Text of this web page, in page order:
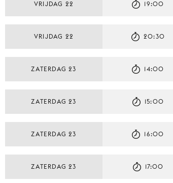
VRIJDAG 22 19:00
VRIJDAG 22 20:30
ZATERDAG 23 14:00
ZATERDAG 23 15:00
ZATERDAG 23 16:00
ZATERDAG 23 17:00